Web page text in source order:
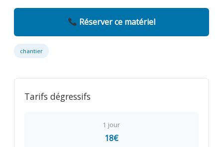
Réserver ce matériel
chantier
Tarifs dégressifs
1 jour
18€